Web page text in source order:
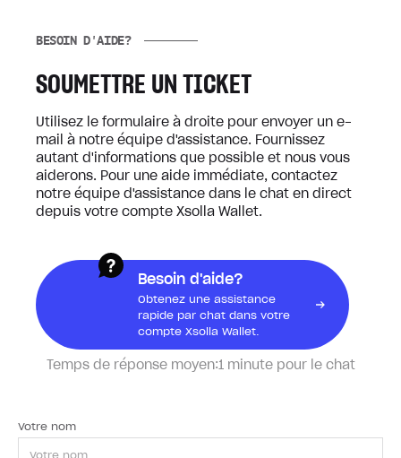
BESOIN D'AIDE?
SOUMETTRE UN TICKET
Utilisez le formulaire à droite pour envoyer un e-
mail à notre équipe d'assistance. Fournissez
autant d'informations que possible et nous vous
aiderons. Pour une aide immédiate, contactez
notre équipe d'assistance dans le chat en direct
depuis votre compte Xsolla Wallet.
Besoin d'aide?
Obtenez une assistance
rapide par chat dans votre
compte Xsolla Wallet.
Temps de réponse moyen:1 minute pour le chat
Votre nom